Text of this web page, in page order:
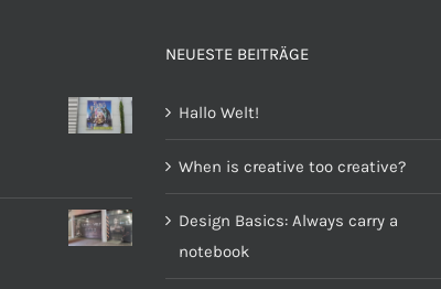
NEUESTE BEITRÄGE
Hallo Welt!
When is creative too creative?
Design Basics: Always carry a
notebook